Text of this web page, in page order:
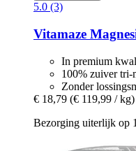
5.0 (3)
Vitamaze
In premium
100% zuiver tri-
Zonder
€ 18,79 (€ 119,99 / kg)
Bezorging uiterlijk op